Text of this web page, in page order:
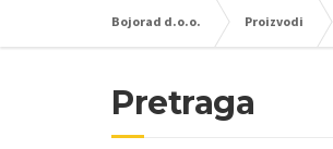
Bojorad d.o.o. Proizvodi
Pretraga